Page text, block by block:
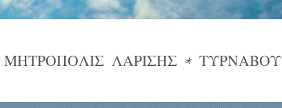
ΜΗΤΡΟΠΟΛΙΣ ΛΑΡΙΣΗΣ & ΤΥΡΝΑΒΟΥ